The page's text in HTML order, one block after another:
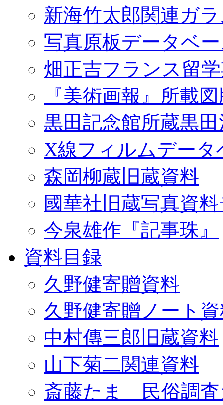
新海竹太郎関連ガ
写真原板データベ
畑正吉フランス留
『美術画報』所載
黒田記念館所蔵黒
X線フィルムデータ
森岡柳蔵旧蔵資料
國華社旧蔵写真資
今泉雄作『記事珠』
資料目録
久野健寄贈資料
久野健寄贈ノート
中村傳三郎旧蔵資料
山下菊二関連資料
斎藤たま 民俗調査